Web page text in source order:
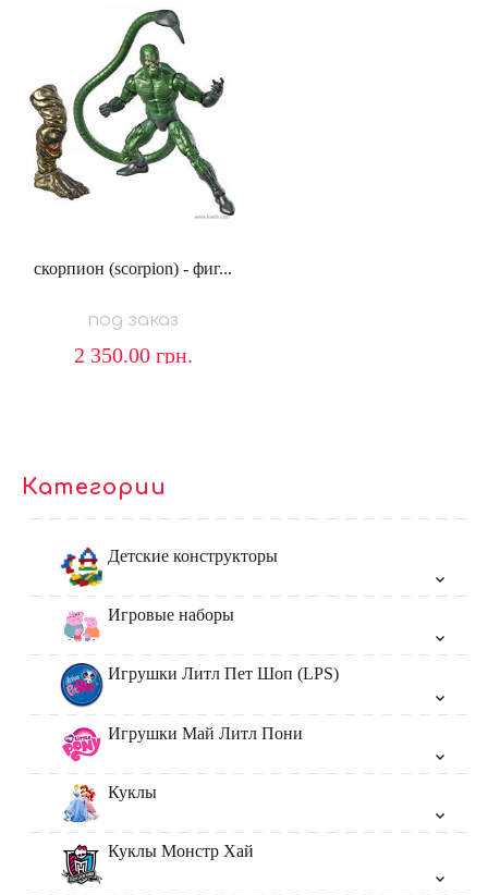
скорпион (scorpion) - фиг...
под заказ
2 350.00 грн.
Категории
Детские конструкторы
Игровые наборы
Игрушки Литл Пет Шоп (LPS)
Игрушки Май Литл Пони
Куклы
Куклы Монстр Хай